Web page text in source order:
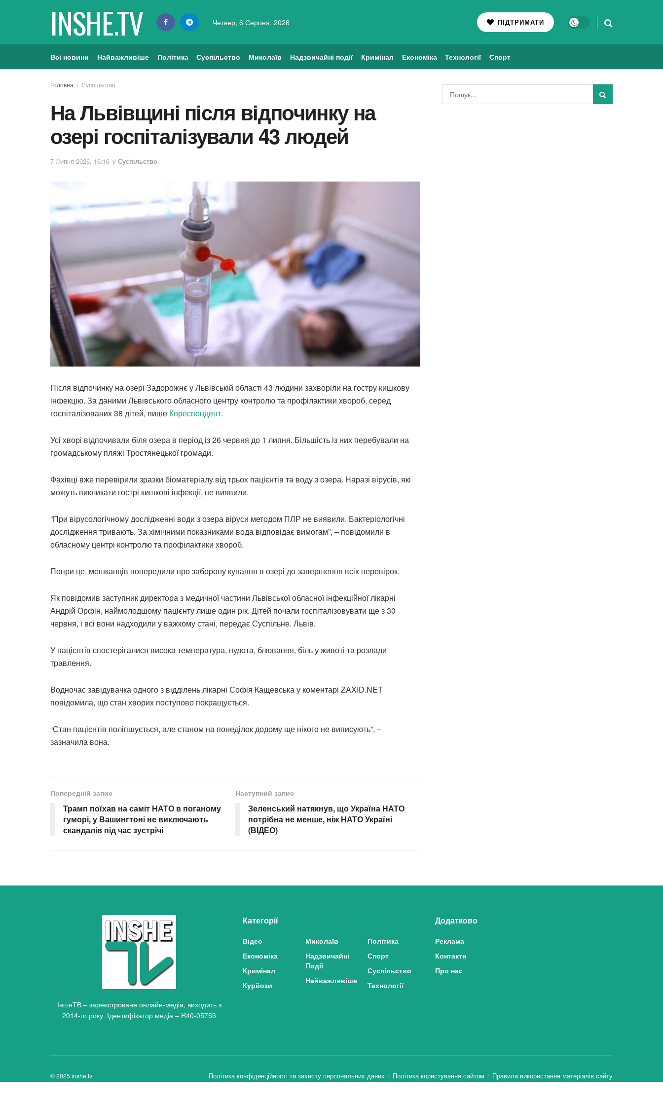
INSHE.TV Четвер, 6 Серпня, 2026 ПІДТРИМАТИ
Всі новини Найважливіше Політика Суспільство Миколаїв Надзвичайні події Кримінал Економіка Технології Спорт
Головна Суспільство
На Львівщині після відпочинку на
озері госпіталізували 43 людей
7 Липня 2026, 16:16 у Суспільство
Після відпочинку на озері Задорожнє у Львівській області 43 людини захворіли на гостру кишкову
інфекцію. За даними Львівського обласного центру контролю та профілактики хвороб, серед
госпіталізованих 38 дітей, пише Кореспондент.
Усі хворі відпочивали біля озера в період із 26 червня до 1 липня. Більшість із них перебували на
громадському пляжі Тростянецької громади.
Фахівці вже перевірили зразки біоматеріалу від трьох пацієнтів та воду з озера. Наразі вірусів, які
можуть викликати гострі кишкові інфекції, не виявили.
“При вірусологічному дослідженні води з озера віруси методом ПЛР не виявили. Бактеріологічні
дослідження тривають. За хімічними показниками вода відповідає вимогам”, – повідомили в
обласному центрі контролю та профілактики хвороб.
Попри це, мешканців попередили про заборону купання в озері до завершення всіх перевірок.
Як повідомив заступник директора з медичної частини Львівської обласної інфекційної лікарні
Андрій Орфін, наймолодшому пацієнту лише один рік. Дітей почали госпіталізовувати ще з 30
червня, і всі вони надходили у важкому стані, передає Суспільне. Львів.
У пацієнтів спостерігалися висока температура, нудота, блювання, біль у животі та розлади
травлення.
Водночас завідувачка одного з відділень лікарні Софія Кащевська у коментарі ZAXID.NET
повідомила, що стан хворих поступово покращується.
“Стан пацієнтів поліпшується, але станом на понеділок додому ще нікого не виписують”, –
зазначила вона.
Попередній запис
Трамп поїхав на саміт НАТО в поганому
гуморі, у Вашингтоні не виключають
скандалів під час зустрічі
Наступний запис
Зеленський натякнув, що Україна НАТО
потрібна не менше, ніж НАТО Україні
(ВІДЕО)
ІншеТВ – зареєстроване онлайн-медіа, виходить з
2014-го року. Ідентифікатор медіа – R40-05753
Категорії
Відео
Економіка
Кримінал
Курйози
Миколаїв
Надзвичайні
Події
Найважливіше
Політика
Спорт
Суспільство
Технології
Додатково
Реклама
Контакти
Про нас
Політика конфіденційності та захисту персональних даних Політика користування сайтом Правила використання матеріалів сайту
© 2025 inshe.tv